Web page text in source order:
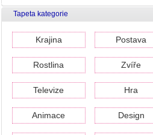
Tapeta kategorie
Krajina Postava
Rostlina Zvíře
Televize Hra
Animace Design